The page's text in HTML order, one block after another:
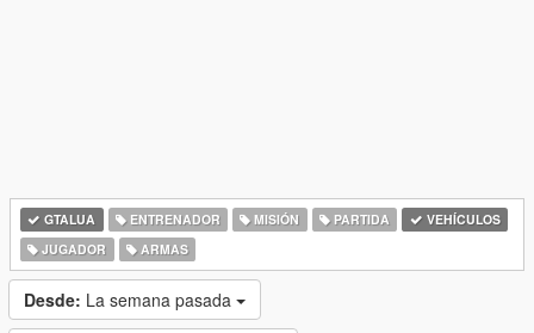
GTALUA ENTRENADOR MISIÓN PARTIDA
VEHÍCULOS
JUGADOR
ARMAS
Desde: La semana pasada